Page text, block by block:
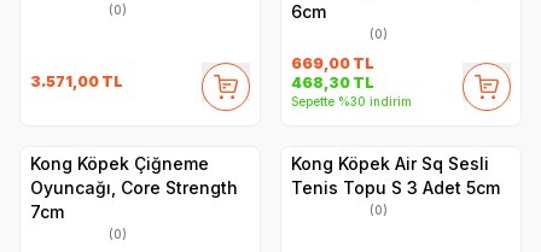
(0)
3.571,00 TL
6cm
(0)
669,00 TL
468,30 TL
Sepette %30 indirim
Kong Köpek Çiğneme
Oyuncağı, Core Strength
7cm
(0)
Kong Köpek Air Sq Sesli
Tenis Topu S 3 Adet 5cm
(0)